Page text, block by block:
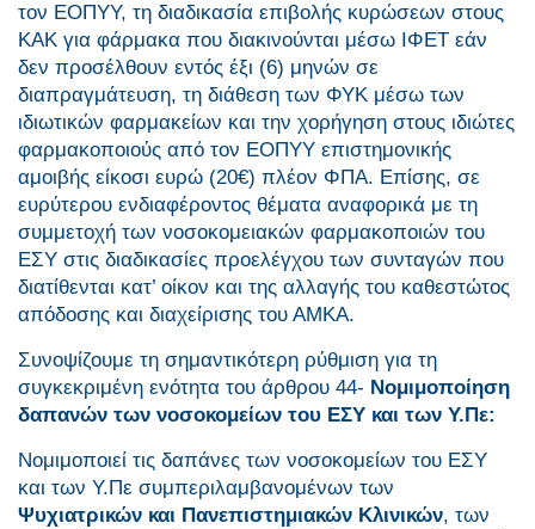
τον ΕΟΠΥΥ, τη διαδικασία επιβολής κυρώσεων στους
ΚΑΚ για φάρμακα που διακινούνται μέσω ΙΦΕΤ εάν
δεν προσέλθουν εντός έξι (6) μηνών σε
διαπραγμάτευση, τη διάθεση των ΦΥΚ μέσω των
ιδιωτικών φαρμακείων και την χορήγηση στους ιδιώτες
φαρμακοποιούς από τον ΕΟΠΥΥ επιστημονικής
αμοιβής είκοσι ευρώ (20€) πλέον ΦΠΑ. Επίσης, σε
ευρύτερου ενδιαφέροντος θέματα αναφορικά με τη
συμμετοχή των νοσοκομειακών φαρμακοποιών του
ΕΣΥ στις διαδικασίες προελέγχου των συνταγών που
διατίθενται κατ’ οίκον και της αλλαγής του καθεστώτος
απόδοσης και διαχείρισης του ΑΜΚΑ.
Συνοψίζουμε τη σημαντικότερη ρύθμιση για τη
συγκεκριμένη ενότητα του άρθρου 44- Νομιμοποίηση
δαπανών των νοσοκομείων του ΕΣΥ και των Υ.Πε:
Νομιμοποιεί τις δαπάνες των νοσοκομείων του ΕΣΥ
και των Υ.Πε συμπεριλαμβανομένων των
Ψυχιατρικών και Πανεπιστημιακών Κλινικών, των